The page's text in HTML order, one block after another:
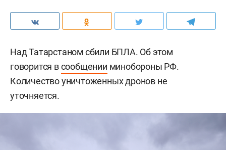
Над Татарстаном сбили БПЛА. Об этом
говорится всообщении минобороны РФ.
Количество уничтоженных дронов не
уточняется.